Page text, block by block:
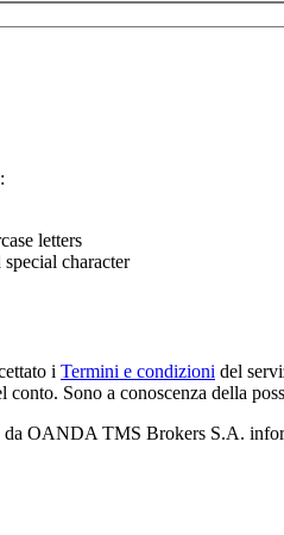
letters
character
i Termini e condizioni del
conto. Sono a conoscenza della
da OANDA TMS Brokers S.A.